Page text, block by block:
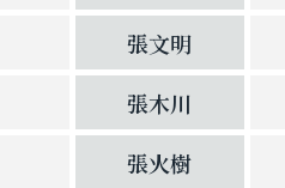
張文明
張木川
張火樹